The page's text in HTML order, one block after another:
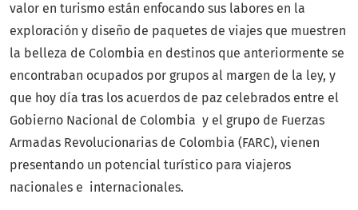
valor en turismo están enfocando sus labores en la
exploración y diseño de paquetes de viajes que muestren
la belleza de Colombia en destinos que anteriormente se
encontraban ocupados por grupos al margen de la ley, y
que hoy día tras los acuerdos de paz celebrados entre el
Gobierno Nacional de Colombia y el grupo de Fuerzas
Armadas Revolucionarias de Colombia (FARC), vienen
presentando un potencial turístico para viajeros
nacionales e internacionales.